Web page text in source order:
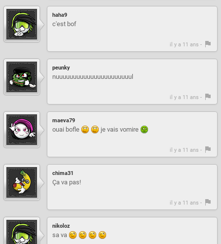
haha9
c'est bof
il y a 11 ans -
peunky
nuuuuuuuuuuuuuuuuuuuuuul
il y a 11 ans -
maeva79
ouai bofle je vais vomire
il y a 11 ans -
chima31
Ça va pas!
il y a 11 ans -
nikoloz
sa va